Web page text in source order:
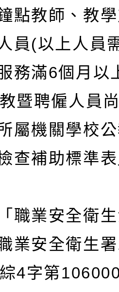
點教師、教
員(以上人員
務滿6個月以
暨聘僱人員
屬機關學校
查補助標準
職業安全衛
業安全衛生
4字第